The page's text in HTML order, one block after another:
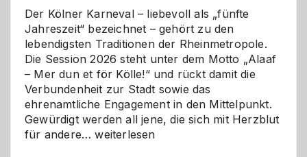
Der Kölner Karneval – liebevoll als „fünfte
Jahreszeit“ bezeichnet – gehört zu den
lebendigsten Traditionen der Rheinmetropole.
Die Session 2026 steht unter dem Motto „Alaaf
– Mer dun et för Kölle!“ und rückt damit die
Verbundenheit zur Stadt sowie das
ehrenamtliche Engagement in den Mittelpunkt.
Gewürdigt werden all jene, die sich mit Herzblut
für andere…Kölner
weiterlesen